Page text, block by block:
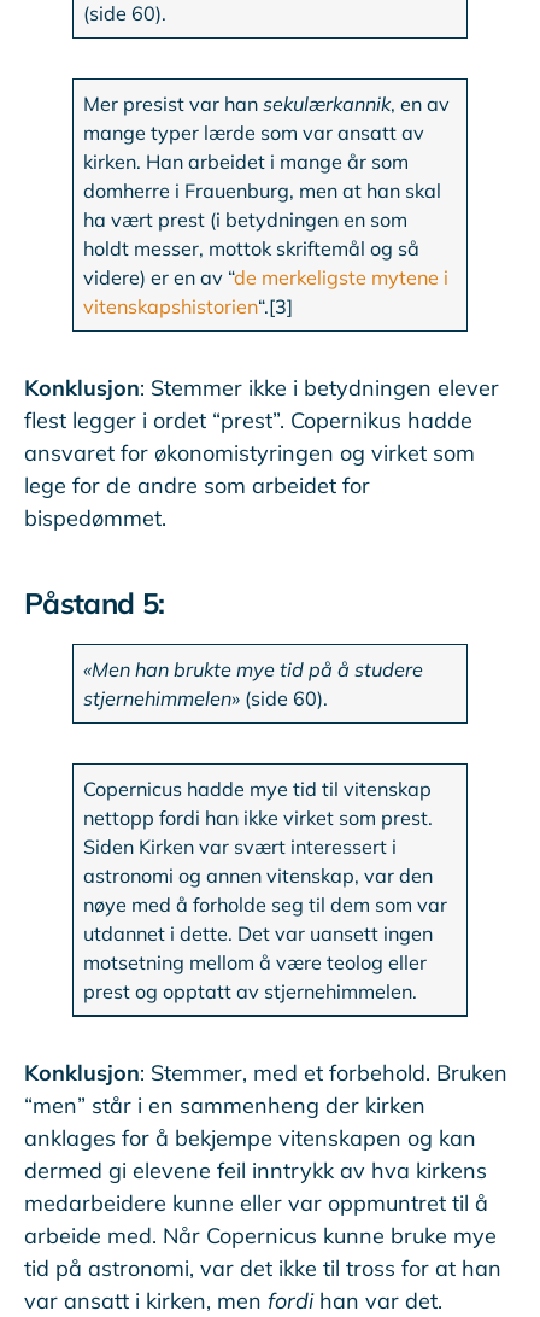
(side 60).
Mer presist var hansekulærkannik, en av
mange typer lærde som var ansatt av
kirken. Han arbeidet i mange år som
domherre i Frauenburg, men at han skal
ha vært prest (i betydningen en som
holdt messer, mottok skriftemål og så
videre) er en av “de merkeligste mytene i
vitenskapshistorien“.[3]
Konklusjon: Stemmer ikke i betydningen elever
flest legger i ordet “prest”. Copernikus hadde
ansvaret for økonomistyringen og virket som
lege for de andre som arbeidet for
bispedømmet.
Påstand 5:
«Men han brukte mye tid på å studere
stjernehimmelen» (side 60).
Copernicus hadde mye tid til vitenskap
nettopp fordi han ikke virket som prest.
Siden Kirken var svært interessert i
astronomi og annen vitenskap, var den
nøye med å forholde seg til dem som var
utdannet i dette. Det var uansett ingen
motsetning mellom å være teolog eller
prest og opptatt av stjernehimmelen.
Konklusjon: Stemmer, med et forbehold. Bruken
“men” står i en sammenheng der kirken
anklages for å bekjempe vitenskapen og kan
dermed gi elevene feil inntrykk av hva kirkens
medarbeidere kunne eller var oppmuntret til å
arbeide med. Når Copernicus kunne bruke mye
tid på astronomi, var det ikke til tross for at han
var ansatt i kirken, men fordi han var det.